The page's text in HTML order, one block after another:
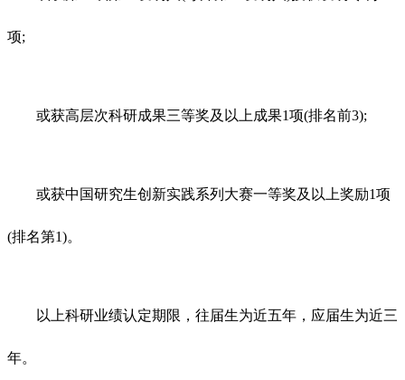
项;
或获高层次科研成果三等奖及以上成果1项(排名前3);
或获中国研究生创新实践系列大赛一等奖及以上奖励1项
(排名第1)。
以上科研业绩认定期限，往届生为近五年，应届生为近三
年。